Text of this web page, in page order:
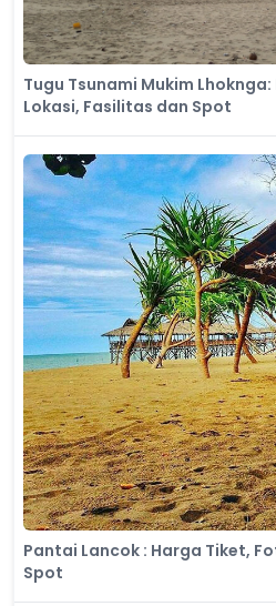
Tugu Tsunami Mukim
Lokasi, Fasilitas dan Spot
Pantai Lancok : Harga Tiket,
Spot